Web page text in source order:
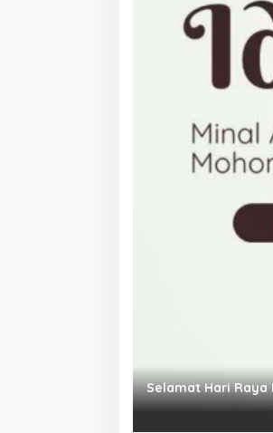
Selamat Hari Raya